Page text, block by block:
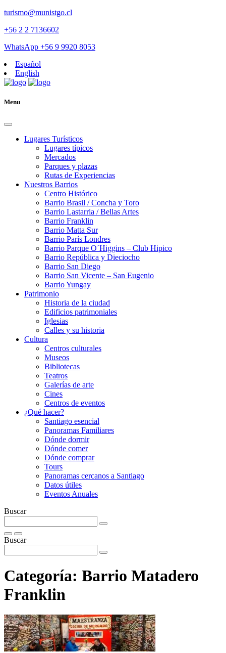
turismo@munistgo.cl
+56 2 2 7136602
WhatsApp +56 9 9920 8053
Español
English
Menu
Lugares Turísticos
Lugares tí­picos
Mercados
Parques y plazas
Rutas de Experiencias
Nuestros Barrios
Centro Histórico
Barrio Brasil / Concha y Toro
Barrio Lastarria / Bellas Artes
Barrio Franklin
Barrio Matta Sur
Barrio Parí­s Londres
Barrio Parque O´Higgins – Club Hipico
Barrio República y Dieciocho
Barrio San Diego
Barrio San Vicente – San Eugenio
Barrio Yungay
Patrimonio
Historia de la ciudad
Edificios patrimoniales
Iglesias
Calles y su historia
Cultura
Centros culturales
Museos
Bibliotecas
Teatros
Galerí­as de arte
Cines
Centros de eventos
¿Qué hacer?
Santiago esencial
Panoramas Familiares
Dónde dormir
Dónde comer
Dónde comprar
Tours
Panoramas cercanos a Santiago
Datos útiles
Eventos Anuales
Buscar
Buscar
Categoría: Barrio Matadero
Franklin